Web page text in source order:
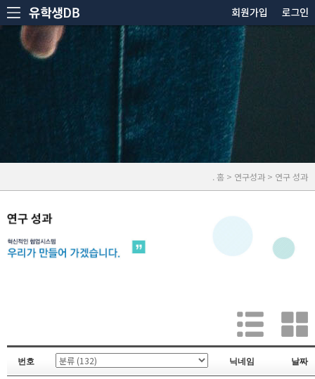
. 홈 > 연구성과 > 연구 성과
번호 닉네임 날짜